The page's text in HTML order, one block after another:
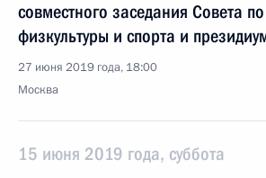
совместного заседания Совета
физкультуры и спорта и
27 июня 2019 года, 18:00
Москва
15 июня 2019 года, суббота